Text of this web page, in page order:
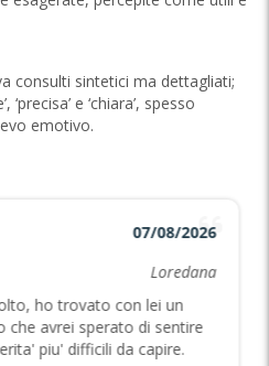
consulti sintetici ma dettagliati;
e ‘chiara’, spesso
emotivo.
07/08/2026
Loredana
ho trovato con lei un
che avrei sperato di sentire
piu' difficili da capire.